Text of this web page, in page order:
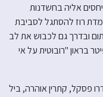
אליה בחשדנות
רוז להסתגל לסביבת
ובדרך גם לכבוש את לב
בראון "רובוטית על אי
פסקל, קתרין אוהרה, ביל